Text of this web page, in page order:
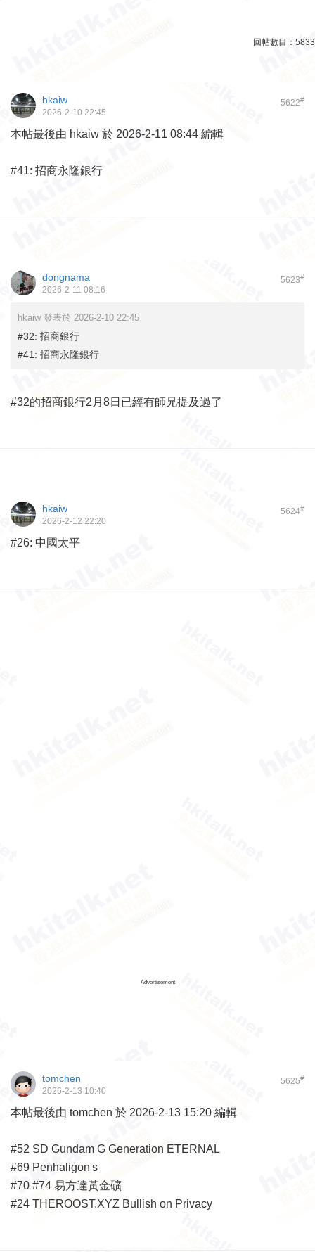
回帖數目： 5833
5622#
hkaiw
2026-2-10 22:45
本帖最後由 hkaiw 於 2026-2-11 08:44 編輯
#41: 招商永隆銀行
5623#
dongnama
2026-2-11 08:16
hkaiw 發表於 2026-2-10 22:45
#32: 招商銀行
#41: 招商永隆銀行
#32的招商銀行2月8日已經有師兄提及過了
5624#
hkaiw
2026-2-12 22:20
#26: 中國太平
Advertisement
5625#
tomchen
2026-2-13 10:40
本帖最後由 tomchen 於 2026-2-13 15:20 編輯
#52 SD Gundam G Generation ETERNAL
#69 Penhaligon's
#70 #74 易方達黃金礦
#24 THEROOST.XYZ Bullish on Privacy